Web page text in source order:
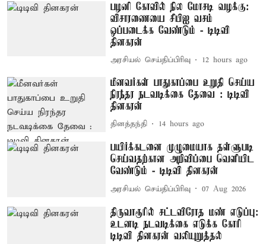
பழனி கோவில் நில மோசடி வழக்கு:
விசாரணையை சிபிஐ வசம்
ஒப்படைக்க வேண்டும் - டிடிவி
தினகரன்
அரசியல் செய்திப்பிரிவு 12 hours ago
மீனவர்கள் பாதுகாப்பை உறுதி செய்ய
நிரந்தர நடவடிக்கை தேவை : டிடிவி
தினகரன்
தினத்தந்தி 14 hours ago
பயிர்க்கடனை முழுமையாக தள்ளுபடி
செய்வதற்கான அறிவிப்பை வெளியிட
வேண்டும் - டிடிவி தினகரன்
அரசியல் செய்திப்பிரிவு 07 Aug 2026
திருவாரூரில் சட்டவிரோத மண் எடுப்பு:
உடனடி நடவடிக்கை எடுக்க கோரி
டிடிவி தினகரன் வலியுறுத்தல்